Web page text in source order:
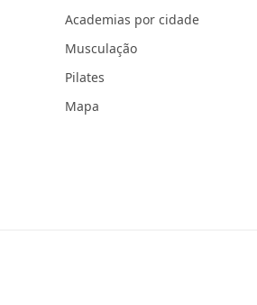
Academias por cidade
Musculação
Pilates
Mapa